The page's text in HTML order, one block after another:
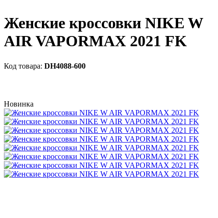
Женские кроссовки NIKE W
AIR VAPORMAX 2021 FK
DH4088-600
Новинка